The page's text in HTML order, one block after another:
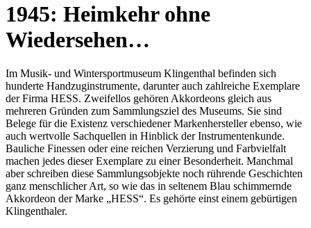
1945: Heimkehr ohne
Wiedersehen…
Im Musik- und Wintersportmuseum Klingenthal befinden sich
hunderte Handzuginstrumente, darunter auch zahlreiche Exemplare
der Firma HESS. Zweifellos gehören Akkordeons gleich aus
mehreren Gründen zum Sammlungsziel des Museums. Sie sind
Belege für die Existenz verschiedener Markenhersteller ebenso, wie
auch wertvolle Sachquellen in Hinblick der Instrumentenkunde.
Bauliche Finessen oder eine reichen Verzierung und Farbvielfalt
machen jedes dieser Exemplare zu einer Besonderheit. Manchmal
aber schreiben diese Sammlungsobjekte noch rührende Geschichten
ganz menschlicher Art, so wie das in seltenem Blau schimmernde
Akkordeon der Marke „HESS“. Es gehörte einst einem gebürtigen
Klingenthaler.